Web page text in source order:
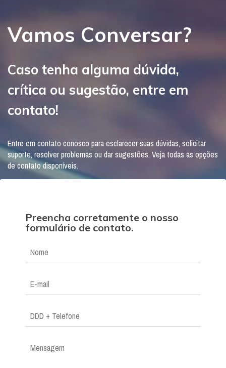
Vamos Conversar?
Caso tenha alguma dúvida,
crítica ou sugestão, entre em
contato!
Entre em contato conosco para esclarecer suas dúvidas, solicitar
suporte, resolver problemas ou dar sugestões. Veja todas as opções
de contato disponíveis.
Preencha corretamente o nosso
formulário de contato.